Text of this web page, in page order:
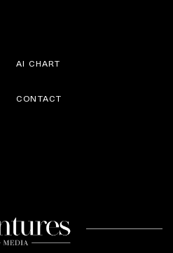
AI CHART
CONTACT